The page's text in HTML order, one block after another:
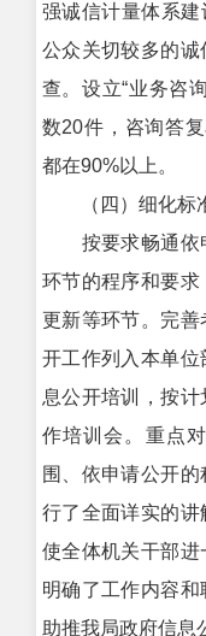
强诚信计量体系
公众关切较多的
查。设立“业务咨
数20件，咨询答
都在90%以上。
（四）细化标准
按要求畅通依
环节的程序和要求
更新等环节。完
开工作列入本单
息公开培训，按
作培训会。重点
围、依申请公开
行了全面详实的讲
使全体机关干部进
明确了工作内容
助推我局政府信息